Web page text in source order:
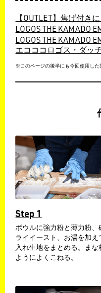
【OUTLET】焦げ付き
LOGOS THE KAMADO
LOGOS THE KAMADO
エコココロゴス・ダッ
※このページの後半にも今回使用した
Step 1
ボウルに強力粉と薄力粉
ライイースト、お湯を加
入れ生地をまとめる。ま
ようによくこねる。